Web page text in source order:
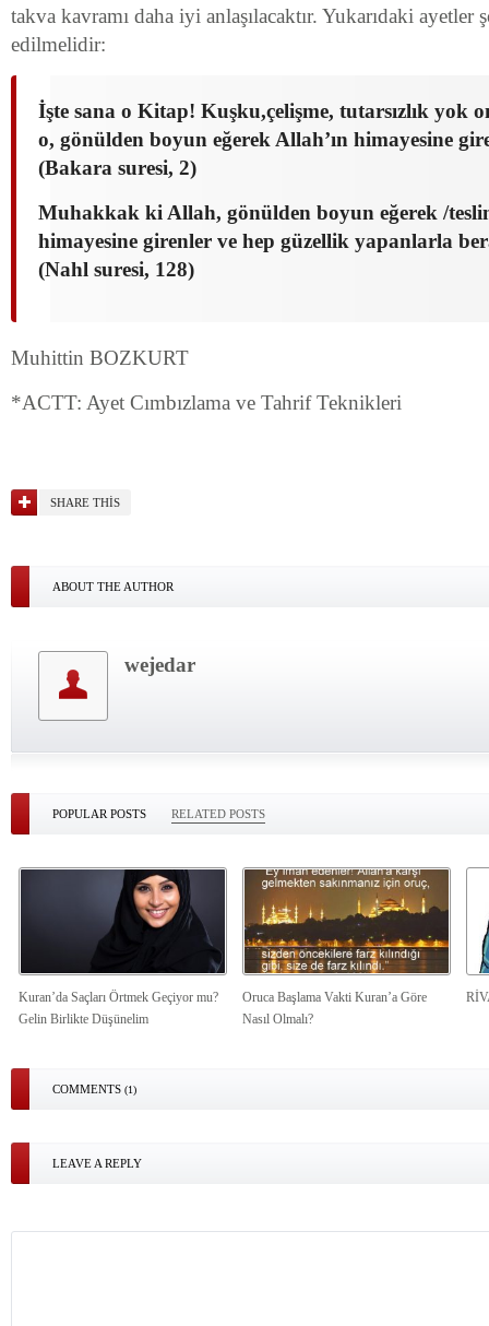
takva kavramı daha iyi anlaşılacaktır. Yukarıdaki ayetler
edilmelidir:
İşte sana o Kitap! Kuşku,çelişme, tutarsızlık yok
o, gönülden boyun eğerek Allah’ın himayesine
(Bakara suresi, 2)
Muhakkak ki Allah, gönülden boyun eğerek /
himayesine girenler ve hep güzellik yapanlarla
(Nahl suresi, 128)
Muhittin BOZKURT
*ACTT: Ayet Cımbızlama ve Tahrif Teknikleri
SHARE THIS
ABOUT THE AUTHOR
wejedar
POPULAR POSTS RELATED POSTS
Kuran’da Saçları Örtmek Geçiyor mu?
Gelin Birlikte Düşünelim
Oruca Başlama Vakti Kuran’a Göre
Nasıl Olmalı?
COMMENTS (1)
LEAVE A REPLY